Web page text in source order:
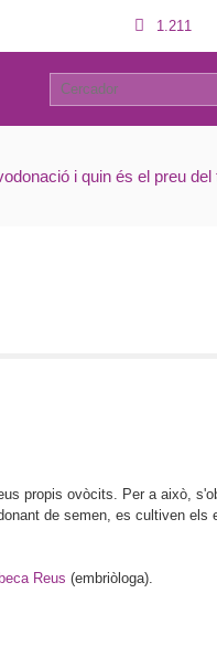
1.211
0
i quin és el preu del
propis ovòcits. Per a això,
de semen, es cultiven els
Reus (embriòloga).